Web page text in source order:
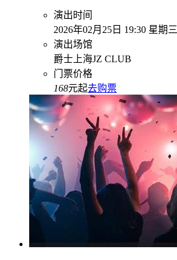
演出时间
2026年02月25日 19:30 星期三
演出场馆
爵士上海JZ CLUB
门票价格
168元起去购票